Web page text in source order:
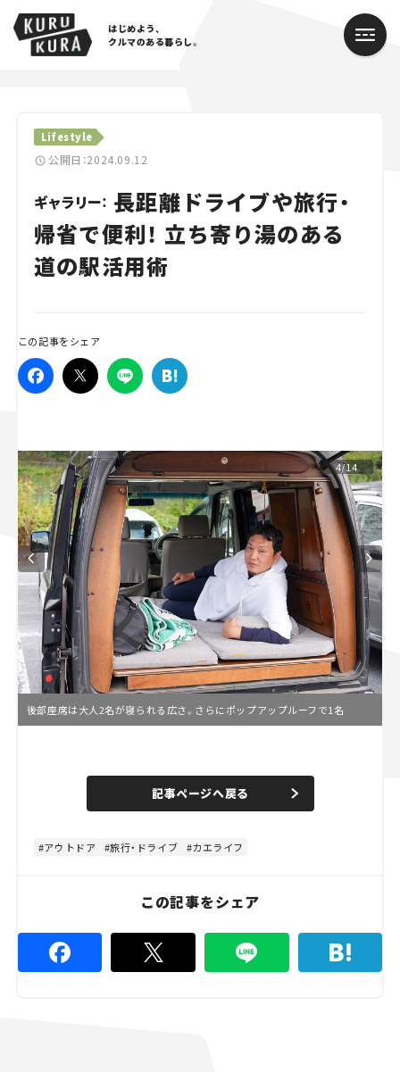
はじめよう、
クルマのある暮らし。
Lifestyle
公開日：2024.09.12
ギャラリー： 長距離ドライブや旅行・
帰省で便利！ 立ち寄り湯のある
道の駅活用術
この記事をシェア
4/14
後部座席は大人2名が寝られる広さ。さらにポップアップルーフで1名
n
e
d
4
%
記事ページへ戻る
アウトドア 旅行・ドライブ カエライフ
この記事をシェア
Cars
Lifestyle
Traffic
Special
Campaign
人気のハッシュタグ